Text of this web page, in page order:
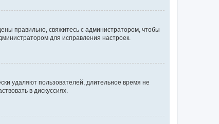
правильно, свяжитесь с администратором, чтобы
для исправления настроек.
удаляют пользователей, длительное время не
в дискуссиях.